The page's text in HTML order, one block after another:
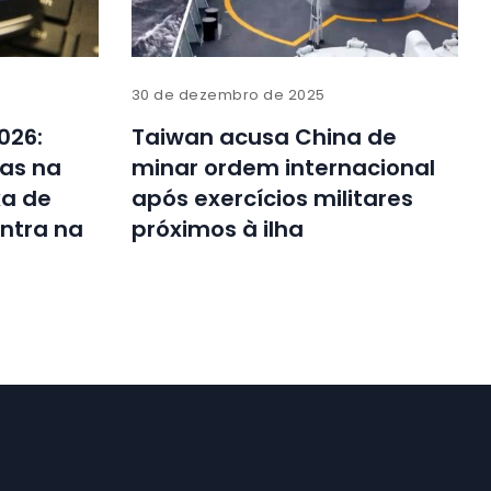
na
de
na
30 de dezembro de 2025
Taiwan acusa China de
minar ordem internacional
após exercícios militares
próximos à ilha